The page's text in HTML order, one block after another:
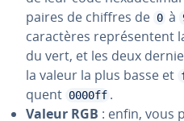
paires de chiffres de 0 à
ca­rac­tères re­pré­sen­tent
du vert, et les deux
la valeur la plus basse et
quent 0000ff .
Valeur RGB : enfin, vous